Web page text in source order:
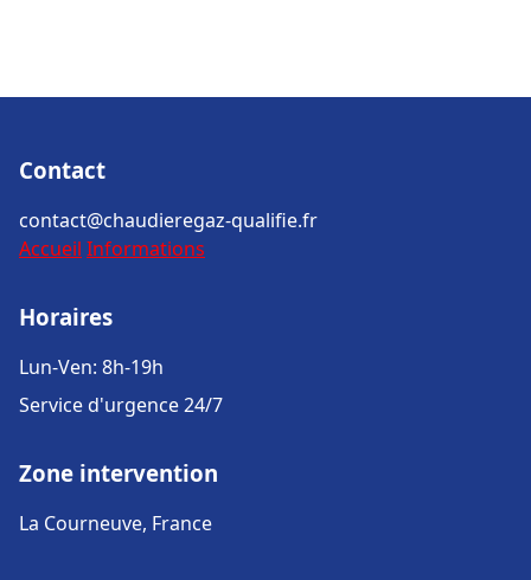
Contact
contact@chaudieregaz-qualifie.fr
Accueil Informations
Horaires
Lun-Ven: 8h-19h
Service d'urgence 24/7
Zone intervention
La Courneuve, France